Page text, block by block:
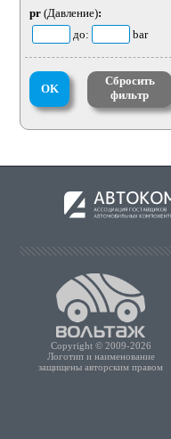
pr (Давление):
до:
bar
OK
Сбросить
фильтр
Copyright © 2009-2026
Логотип и наименование
защищены авторским правом